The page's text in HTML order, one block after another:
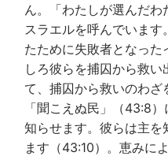
ん。「わたしが選んだ
スラエルを呼んでいま
たために失敗者となっ
しろ彼らを捕囚から救
て、捕囚から救いのわざ
「聞こえぬ民」（43:8
知らせます。彼らは主を
ます（43:10）。恵みに